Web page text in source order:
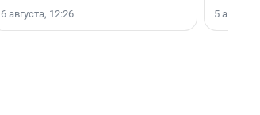
6 августа, 12:26
5